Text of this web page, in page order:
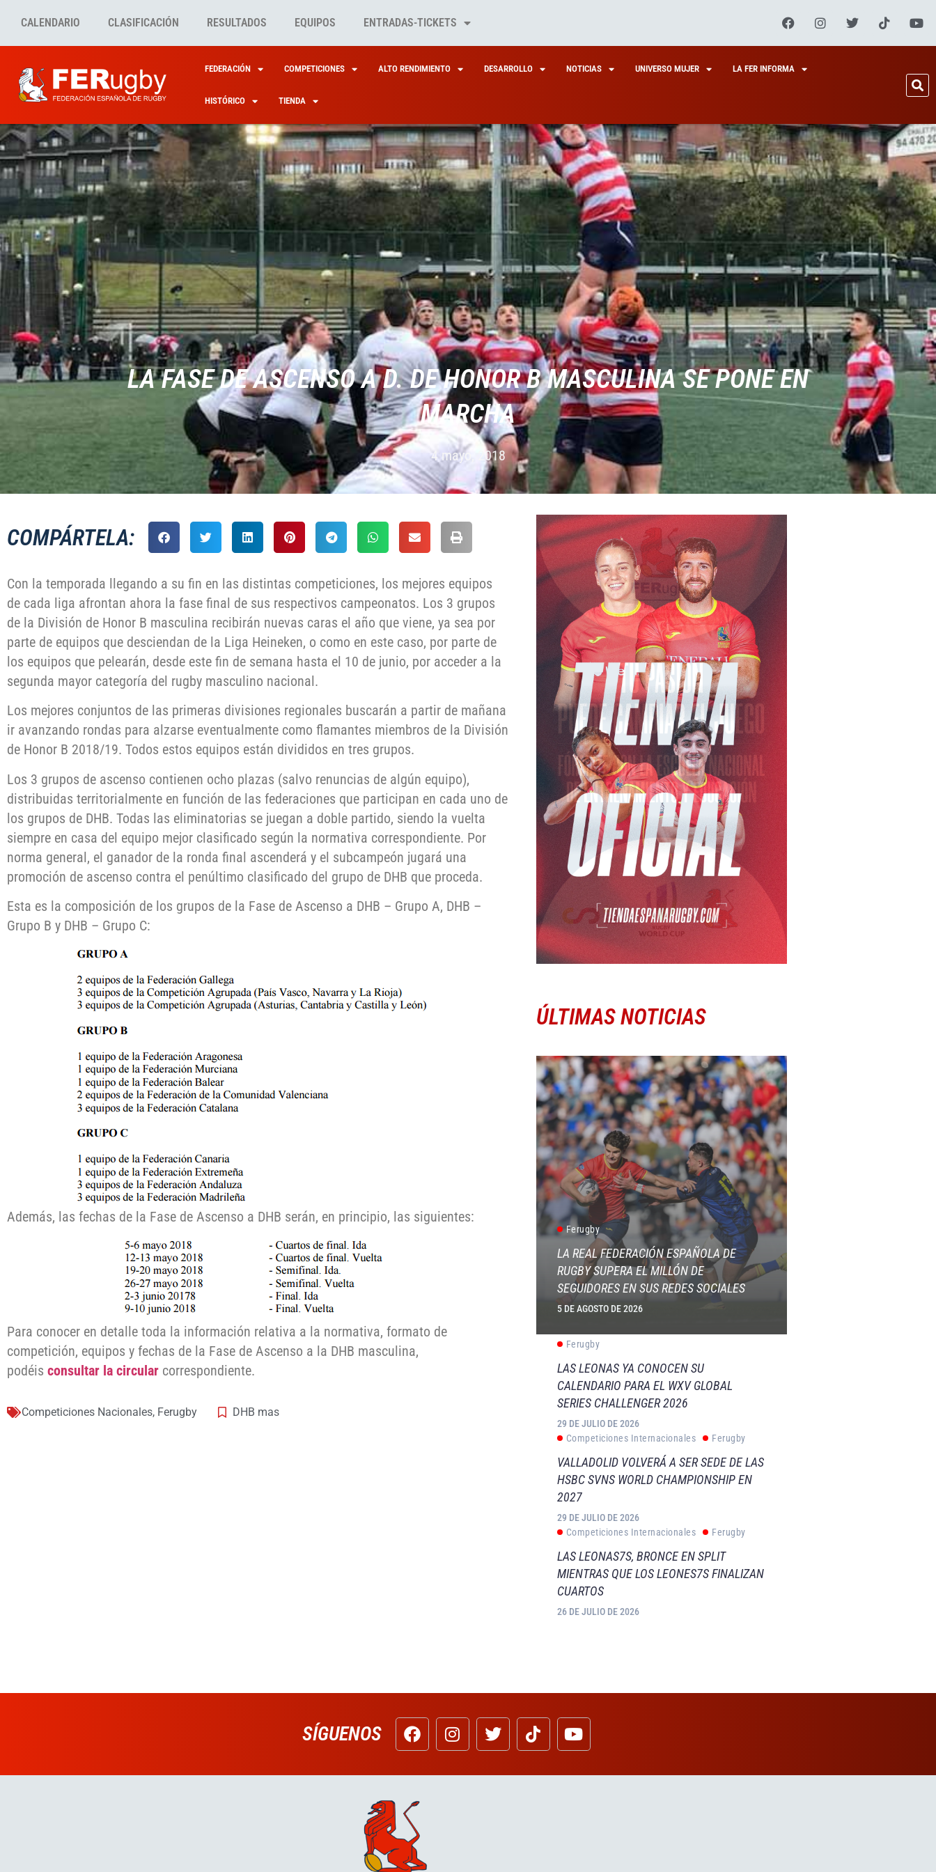
CALENDARIO CLASIFICACIÓN RESULTADOS EQUIPOS ENTRADAS-TICKETS
FEDERACIÓN COMPETICIONES ALTO RENDIMIENTO DESARROLLO NOTICIAS UNIVERSO MUJER LA FER INFORMA
HISTÓRICO TIENDA
LA FASE DE ASCENSO A D. DE HONOR B MASCULINA SE PONE EN
MARCHA
4 mayo, 2018
COMPÁRTELA:
Con la temporada llegando a su fin en las distintas competiciones, los mejores equipos
de cada liga afrontan ahora la fase final de sus respectivos campeonatos. Los 3 grupos
de la División de Honor B masculina recibirán nuevas caras el año que viene, ya sea por
parte de equipos que desciendan de la Liga Heineken, o como en este caso, por parte de
los equipos que pelearán, desde este fin de semana hasta el 10 de junio, por acceder a la
segunda mayor categoría del rugby masculino nacional.
Los mejores conjuntos de las primeras divisiones regionales buscarán a partir de mañana
ir avanzando rondas para alzarse eventualmente como flamantes miembros de la División
de Honor B 2018/19. Todos estos equipos están divididos en tres grupos.
Los 3 grupos de ascenso contienen ocho plazas (salvo renuncias de algún equipo),
distribuidas territorialmente en función de las federaciones que participan en cada uno de
los grupos de DHB. Todas las eliminatorias se juegan a doble partido, siendo la vuelta
siempre en casa del equipo mejor clasificado según la normativa correspondiente. Por
norma general, el ganador de la ronda final ascenderá y el subcampeón jugará una
promoción de ascenso contra el penúltimo clasificado del grupo de DHB que proceda.
Esta es la composición de los grupos de la Fase de Ascenso a DHB – Grupo A, DHB –
Grupo B y DHB – Grupo C:
Además, las fechas de la Fase de Ascenso a DHB serán, en principio, las siguientes:
Para conocer en detalle toda la información relativa a la normativa, formato de
competición, equipos y fechas de la Fase de Ascenso a la DHB masculina,
podéis consultar la circular correspondiente.
Competiciones Nacionales, Ferugby DHB mas
ÚLTIMAS NOTICIAS
Ferugby
LA REAL FEDERACIÓN ESPAÑOLA DE
RUGBY SUPERA EL MILLÓN DE
SEGUIDORES EN SUS REDES SOCIALES
5 DE AGOSTO DE 2026
Ferugby
LAS LEONAS YA CONOCEN SU
CALENDARIO PARA EL WXV GLOBAL
SERIES CHALLENGER 2026
29 DE JULIO DE 2026
Competiciones Internacionales
Ferugby
VALLADOLID VOLVERÁ A SER SEDE DE LAS
HSBC SVNS WORLD CHAMPIONSHIP EN
2027
29 DE JULIO DE 2026
Competiciones Internacionales
Ferugby
LAS LEONAS7S, BRONCE EN SPLIT
MIENTRAS QUE LOS LEONES7S FINALIZAN
CUARTOS
26 DE JULIO DE 2026
SÍGUENOS